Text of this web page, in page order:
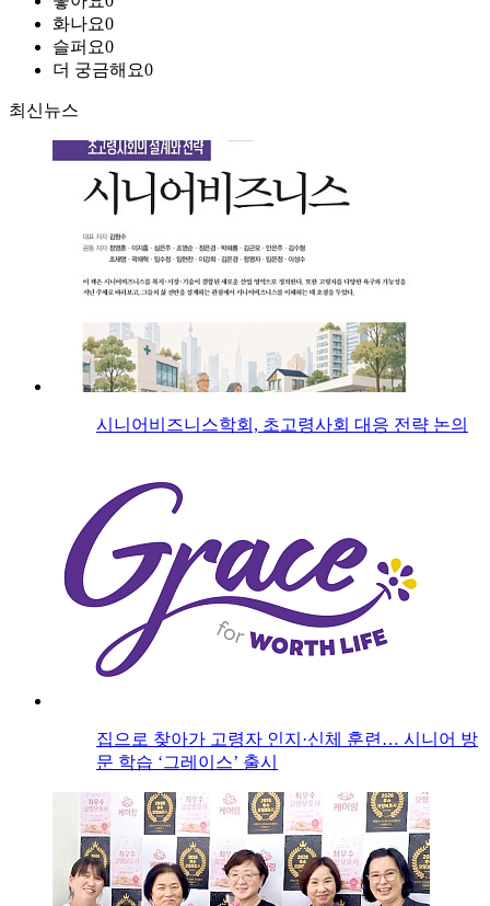
화나요0
슬퍼요0
더 궁금해요0
최신뉴스
시니어비즈니스학회, 초고령사회 대응 전략 논의
집으로 찾아가 고령자 인지·신체 훈련… 시니어 방
문 학습 ‘그레이스’ 출시